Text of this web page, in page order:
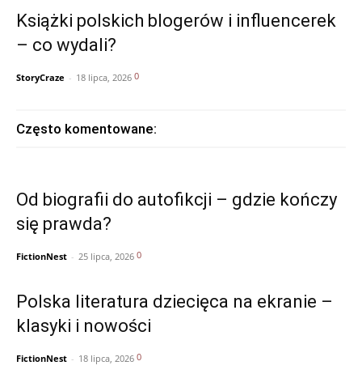
Książki polskich blogerów i influencerek
– co wydali?
StoryCraze - 18 lipca, 2026 0
Często komentowane:
Od biografii do autofikcji – gdzie kończy
się prawda?
FictionNest - 25 lipca, 2026 0
Polska literatura dziecięca na ekranie –
klasyki i nowości
FictionNest - 18 lipca, 2026 0